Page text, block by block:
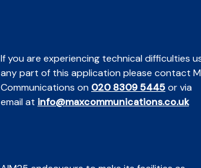
If you are experiencing technical difficulties
any part of this application please contact
Communications on 020 8309 5445or via
email at info@maxcommunications.co.uk